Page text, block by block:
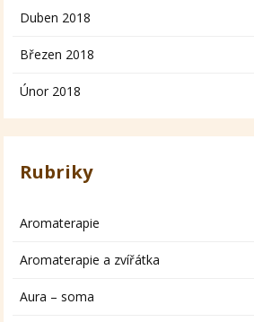
Duben 2018
Březen 2018
Únor 2018
Rubriky
Aromaterapie
Aromaterapie a zvířátka
Aura – soma